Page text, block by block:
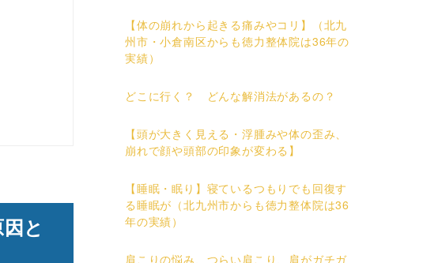
と
【体の崩れから起きる痛みやコリ】（北九
州市・小倉南区からも徳力整体院は36年の
実績）
どこに行く？ どんな解消法があるの？
【頭が大きく見える・浮腫みや体の歪み、
崩れで顔や頭部の印象が変わる】
【睡眠・眠り】寝ているつもりでも回復す
る睡眠が（北九州市からも徳力整体院は36
年の実績）
肩こりの悩み、つらい肩こり、肩がガチガ